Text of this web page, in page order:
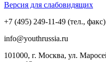
Версия для слабовидящих
+7 (495) 249-11-49 (тел., факс)
info@youthrussia.ru
101000, г. Москва, ул.